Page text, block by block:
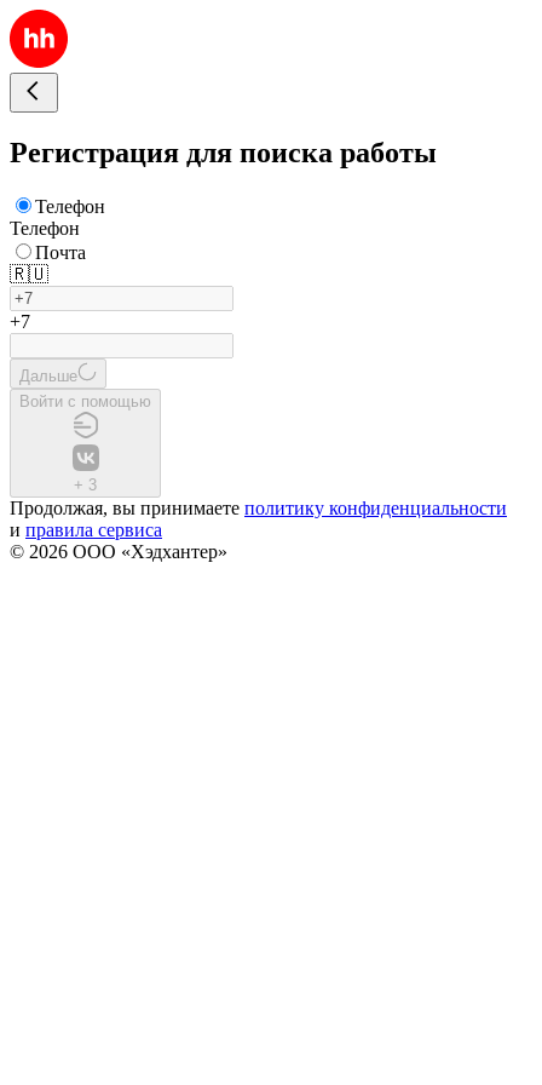
Регистрация для поиска работы
Телефон
Телефон
Почта
🇷🇺
+7
Дальше
Войти с помощью
+ 3
Продолжая, вы принимаете политику конфиденциальности
и правила сервиса
© 2026 ООО «Хэдхантер»